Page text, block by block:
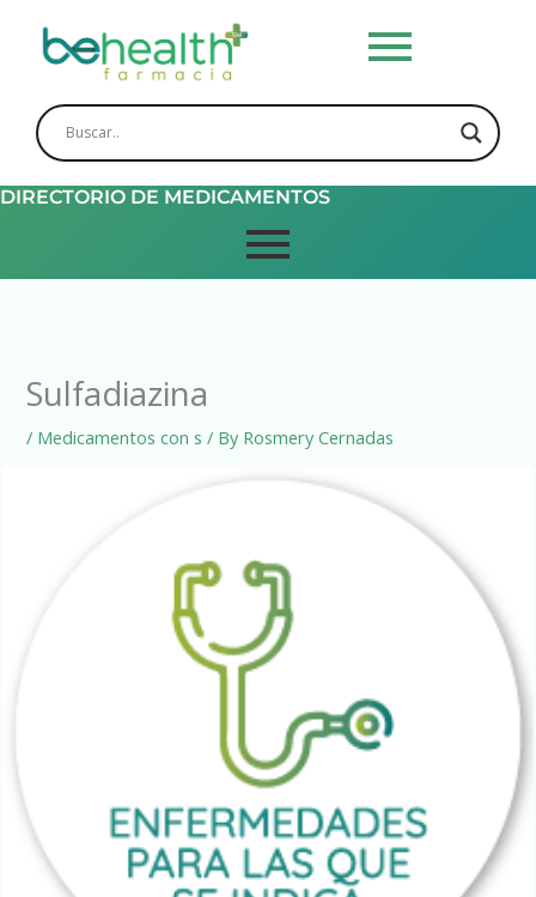
DIRECTORIO DE MEDICAMENTOS
Sulfadiazina
/ Medicamentos con s / By Rosmery Cernadas